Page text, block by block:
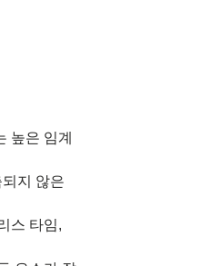
높은 임계
지 않은
스 타임,